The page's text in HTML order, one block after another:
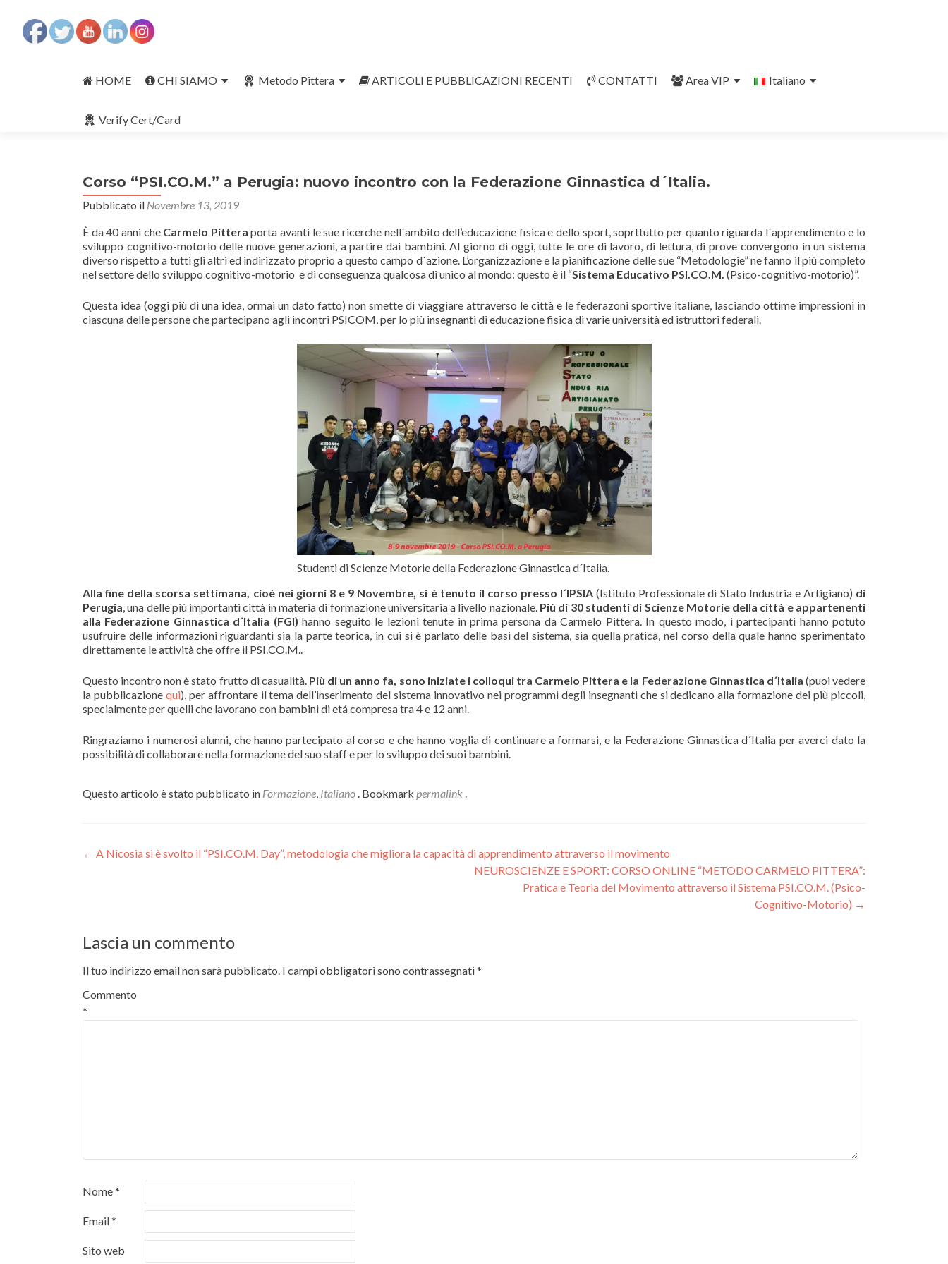
il
HOME CHI SIAMO Metodo Pittera ARTICOLI E PUBBLICAZIONI RECENTI CONTATTI Area VIP Italiano
Verify Cert/Card
Corso “PSI.CO.M.” a Perugia: nuovo incontro con la Federazione Ginnastica d´Italia.
Pubblicato il Novembre 13, 2019
È da 40 anni che Carmelo Pittera porta avanti le sue ricerche nell´ambito dell’educazione fisica e dello sport, soprttutto per quanto riguarda l´apprendimento e lo
sviluppo cognitivo-motorio delle nuove generazioni, a partire dai bambini. Al giorno di oggi, tutte le ore di lavoro, di lettura, di prove convergono in un sistema
diverso rispetto a tutti gli altri ed indirizzato proprio a questo campo d´azione. L’organizzazione e la pianificazione delle sue “Metodologie” ne fanno il più completo
nel settore dello sviluppo cognitivo-motorio e di conseguenza qualcosa di unico al mondo: questo è il “Sistema Educativo PSI.CO.M. (Psico-cognitivo-motorio)”.
Questa idea (oggi più di una idea, ormai un dato fatto) non smette di viaggiare attraverso le città e le federazoni sportive italiane, lasciando ottime impressioni in
ciascuna delle persone che partecipano agli incontri PSICOM, per lo più insegnanti di educazione fisica di varie università ed istruttori federali.
Studenti di Scienze Motorie della Federazione Ginnastica d´Italia.
Alla fine della scorsa settimana, cioè nei giorni 8 e 9 Novembre, si è tenuto il corso presso l´IPSIA (Istituto Professionale di Stato Industria e Artigiano) di
Perugia, una delle più importanti città in materia di formazione universitaria a livello nazionale. Più di 30 studenti di Scienze Motorie della città e appartenenti
alla Federazione Ginnastica d´Italia (FGI) hanno seguito le lezioni tenute in prima persona da Carmelo Pittera. In questo modo, i partecipanti hanno potuto
usufruire delle informazioni riguardanti sia la parte teorica, in cui si è parlato delle basi del sistema, sia quella pratica, nel corso della quale hanno sperimentato
direttamente le attività che offre il PSI.CO.M..
Questo incontro non è stato frutto di casualità. Più di un anno fa, sono iniziate i colloqui tra Carmelo Pittera e la Federazione Ginnastica d´Italia (puoi vedere
la pubblicazione qui), per affrontare il tema dell’inserimento del sistema innovativo nei programmi degli insegnanti che si dedicano alla formazione dei più piccoli,
specialmente per quelli che lavorano con bambini di etá compresa tra 4 e 12 anni.
Ringraziamo i numerosi alunni, che hanno partecipato al corso e che hanno voglia di continuare a formarsi, e la Federazione Ginnastica d´Italia per averci dato la
possibilità di collaborare nella formazione del suo staff e per lo sviluppo dei suoi bambini.
Questo articolo è stato pubblicato in Formazione, Italiano . Bookmark permalink .
Navigazione
← A Nicosia si è svolto il “PSI.CO.M. Day”, metodologia che migliora la capacità di apprendimento attraverso il movimento
NEUROSCIENZE E SPORT: CORSO ONLINE “METODO CARMELO PITTERA”:
Pratica e Teoria del Movimento attraverso il Sistema PSI.CO.M. (Psico-
Cognitivo-Motorio) →
Lascia un commento
Il tuo indirizzo email non sarà pubblicato. I campi obbligatori sono contrassegnati*
Commento
*
Nome*
Email*
Sito web